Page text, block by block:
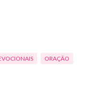
ORAÇÃO